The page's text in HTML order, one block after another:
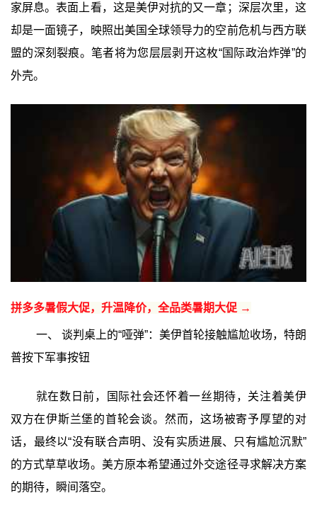
家屏息。表面上看，这是美伊对抗的又一章；深层次里，这
却是一面镜子，映照出美国全球领导力的空前危机与西方联
盟的深刻裂痕。笔者将为您层层剥开这枚“国际政治炸弹”的
外壳。
拼多多暑假大促，升温降价，全品类暑期大促 →
一、 谈判桌上的“哑弹”：美伊首轮接触尴尬收场，特朗
普按下军事按钮
就在数日前，国际社会还怀着一丝期待，关注着美伊
双方在伊斯兰堡的首轮会谈。然而，这场被寄予厚望的对
话，最终以“没有联合声明、没有实质进展、只有尴尬沉默”
的方式草草收场。美方原本希望通过外交途径寻求解决方案
的期待，瞬间落空。